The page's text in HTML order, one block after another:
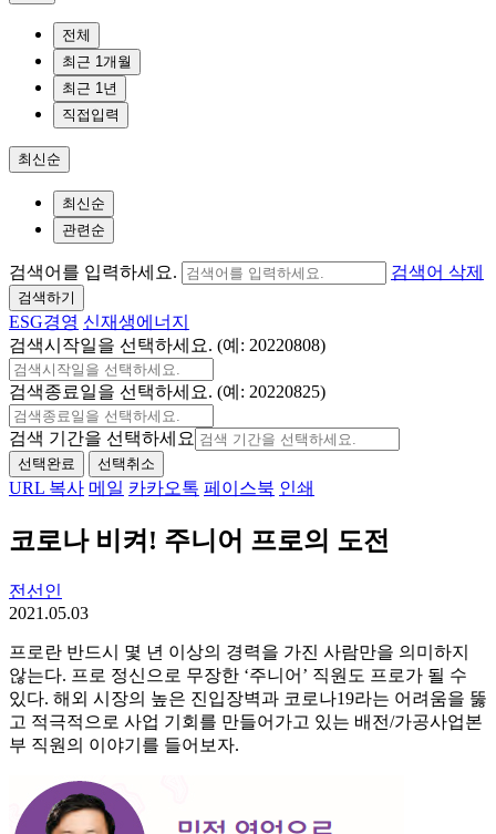
전체
최근 1개월
최근 1년
직접입력
최신순
최신순
관련순
검색어를 입력하세요. 검색어 삭제
검색하기
ESG경영 신재생에너지
검색시작일을 선택하세요. (예: 20220808)
검색종료일을 선택하세요. (예: 20220825)
검색 기간을 선택하세요
선택완료 선택취소
URL 복사 메일 카카오톡 페이스북 인쇄
코로나 비켜! 주니어 프로의 도전
전선인
2021.05.03
프로란 반드시 몇 년 이상의 경력을 가진 사람만을 의미하지
않는다. 프로 정신으로 무장한 ‘주니어’ 직원도 프로가 될 수
있다. 해외 시장의 높은 진입장벽과 코로나19라는 어려움을 뚫
고 적극적으로 사업 기회를 만들어가고 있는 배전/가공사업본
부 직원의 이야기를 들어보자.